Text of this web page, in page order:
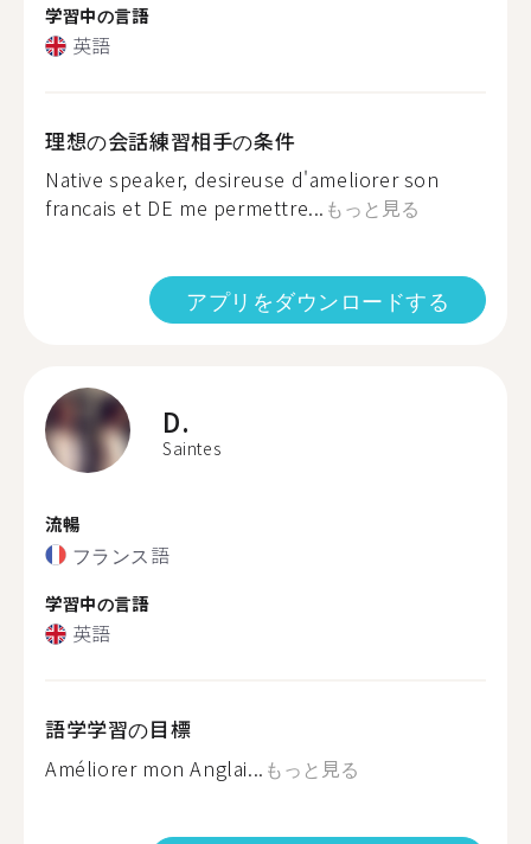
学習中の言語
英語
理想の会話練習相手の条件
Native speaker, desireuse d'ameliorer son
francais et DE me permettre... もっと見る
アプリをダウンロードする
D.
Saintes
流暢
フランス語
学習中の言語
英語
語学学習の目標
Améliorer mon Anglai... もっと見る